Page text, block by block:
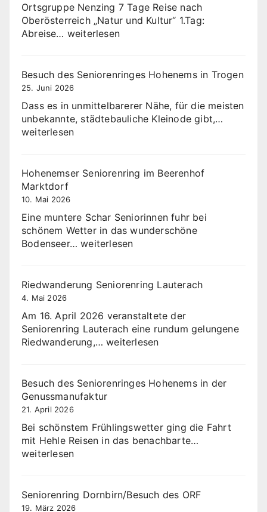
Ortsgruppe Nenzing 7 Tage Reise nach
Oberösterreich „Natur und Kultur“ 1.Tag:
Abreise… Vorarlberger
weiterlesen
Besuch des Seniorenringes Hohenems in Trogen
25. Juni 2026
Dass es in unmittelbarerer Nähe, für die meisten
unbekannte, städtebauliche Kleinode gibt,…
weiterlesen
Hohenemser Seniorenring im Beerenhof
Marktdorf
10. Mai 2026
Eine muntere Schar Seniorinnen fuhr bei
schönem Wetter in das wunderschöne
Bodenseer…Hohenemser
Beerenhof
weiterlesen
Riedwanderung Seniorenring Lauterach
4. Mai 2026
Am 16. April 2026 veranstaltete der
Seniorenring Lauterach eine rundum gelungene
Riedwanderung,…Riedwanderung
weiterlesen
Besuch des Seniorenringes Hohenems in der
Genussmanufaktur
21. April 2026
Bei schönstem Frühlingswetter ging die Fahrt
mit Hehle Reisen in das benachbarte…
weiterlesen
Seniorenring Dornbirn/Besuch des ORF
19. März 2026